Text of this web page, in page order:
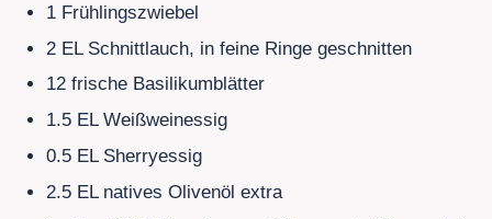
1 Frühlingszwiebel
2 EL Schnittlauch, in feine Ringe geschnitten
12 frische Basilikumblätter
1.5 EL Weißweinessig
0.5 EL Sherryessig
2.5 EL natives Olivenöl extra